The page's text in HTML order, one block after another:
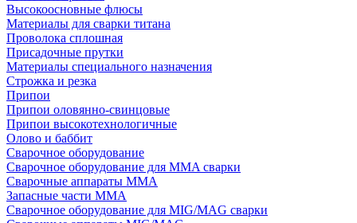
Высокоосновные флюсы
Материалы для сварки титана
Проволока сплошная
Присадочные прутки
Материалы специального назначения
Строжка и резка
Припои
Припои оловянно-свинцовые
Припои высокотехнологичные
Олово и баббит
Сварочное оборудование
Сварочное оборудование для MMA сварки
Сварочные аппараты MMA
Запасные части MMA
Сварочное оборудование для MIG/MAG сварки